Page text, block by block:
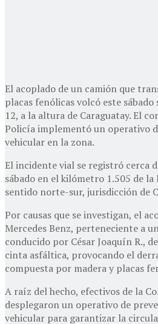
El acoplado de un camión que
placas fenólicas volcó este
12, a la altura de Caraguatay. El
Policía implementó un operativo
vehicular en la zona.
El incidente vial se registró cerca
sábado en el kilómetro 1.505 de
sentido norte-sur, jurisdicción de
Por causas que se investigan, el
Mercedes Benz, perteneciente a
conducido por César Joaquín R.,
cinta asfáltica, provocando el
compuesta por madera y placas
A raíz del hecho, efectivos de la
desplegaron un operativo de
vehicular para garantizar la